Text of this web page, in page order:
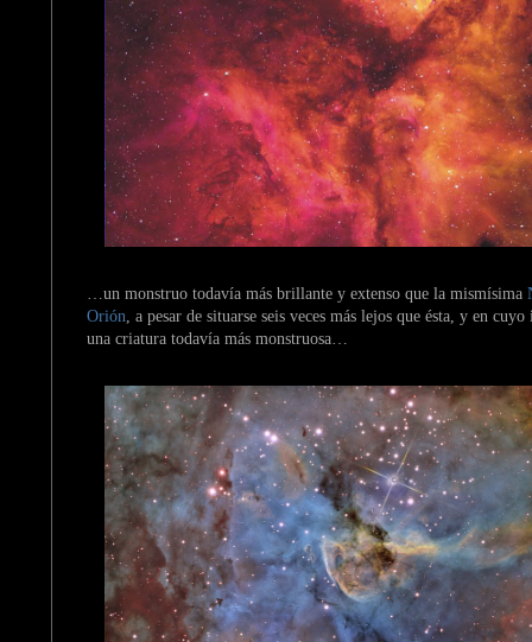
…un monstruo todavía más brillante y extenso que la mismísima
Orión , a pesar de situarse seis veces más lejos que ésta, y en
una criatura todavía más monstruosa…